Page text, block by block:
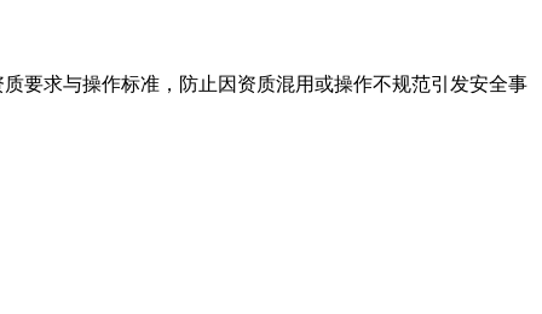
要求与操作标准，防止因资质混用或操作不规范引发安全事